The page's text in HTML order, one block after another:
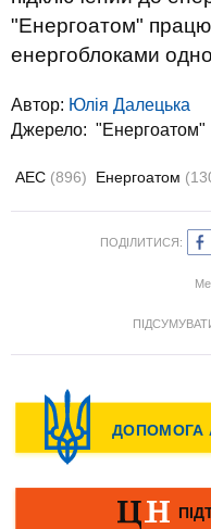
"Енергоатом"
енергоблоками
Автор: Юлiя Далецька
Джерело: "Енергоатом"
АЕС (896) Енергоатом
ПОДІЛИТИСЯ: